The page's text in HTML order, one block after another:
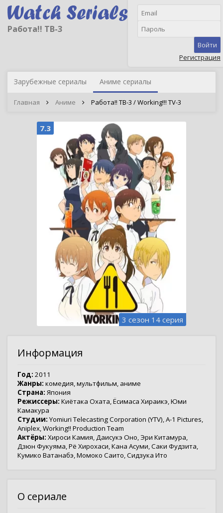
Работа!! ТВ-3
Войти
Регистрация
Зарубежные сериалы Аниме сериалы
Главная Аниме Работа!! ТВ-3 / Working!!! TV-3
7.3
3 сезон 14 серия
Информация
Год: 2011
Жанры: комедия,мультфильм, аниме
Страна: Япония
Режиссеры: Киётака Охата,Ёсимаса Хираикэ,Юми
Камакура
Студии: Yomiuri Telecasting Corporation (YTV),A-1 Pictures,
Aniplex,Working!! Production Team
Актёры: Хироси Камия,Даисукэ Оно,Эри Китамура,
Дзюн Фукуяма,Рё Хирохаси,Кана Асуми,Саки Фудзита,
Кумико Ватанабэ,Момоко Саито,Сидзука Ито
О сериале